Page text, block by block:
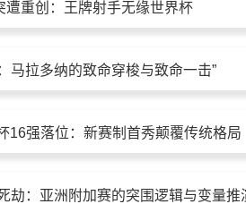
遭重创：王牌射手无缘世界杯
马拉多纳的致命穿梭与致命一击”
16强落位：新赛制首秀颠覆传统格局
劫：亚洲附加赛的突围逻辑与变量推